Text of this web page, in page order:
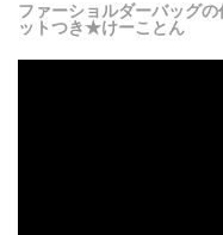
ファーショルダーバッグ
ットつき★けーことん